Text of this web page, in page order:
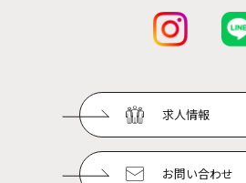
求人情報
お問い合わせ